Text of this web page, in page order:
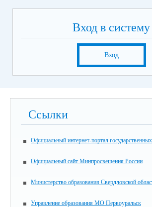
Вход в систему
Вход
Ссылки
Официальный интернет-портал
Официальный сайт Минпросвещения России
Министерство образования Свердловской
Управление образования МО Первоуральск